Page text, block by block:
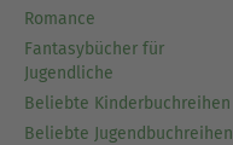
Romance
Fantasybücher für
Jugendliche
Beliebte Kinderbuchreihen
Beliebte Jugendbuchreihen